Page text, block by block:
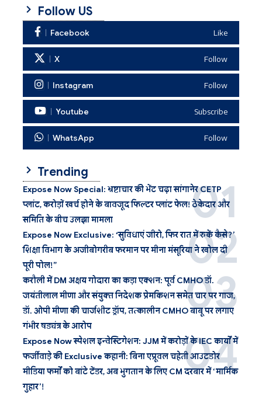
Follow US
Facebook Like
X Follow
Instagram Follow
Youtube Subscribe
WhatsApp Follow
Trending
Expose Now Special: भ्रष्टाचार की भेंट चढ़ा सांगानेर CETP
प्लांट, करोड़ों खर्च होने के बावजूद फिल्टर प्लांट फेल! ठेकेदार और
समिति के बीच उलझा मामला
Expose Now Exclusive: ‘सुविधाएं जीरो, फिर रात में रुकें कैसे?’
शिक्षा विभाग के अजीबोगरीब फरमान पर मीना मंसूरिया ने खोल दी
पूरी पोल!”
करौली में DM अक्षय गोदारा का कड़ा एक्शन: पूर्व CMHO डॉ.
जयंतीलाल मीणा और संयुक्त निदेशक प्रेमकिशन समेत चार पर गाज,
डॉ. ओपी मीणा की चार्जशीट ड्रॉप, तत्कालीन CMHO बाबू पर लगाए
गंभीर षड्यंत्र के आरोप
Expose Now स्पेशल इन्वेस्टिगेशन: JJM में करोड़ों के IEC कार्यों में
फर्जीवाड़े की Exclusive कहानी: बिना एप्रूवल चहेती आउटडोर
मीडिया फर्मों को बांटे टेंडर, अब भुगतान के लिए CM दरबार में ‘मार्मिक
गुहार’!